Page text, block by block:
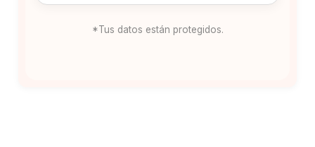
*Tus datos están protegidos.